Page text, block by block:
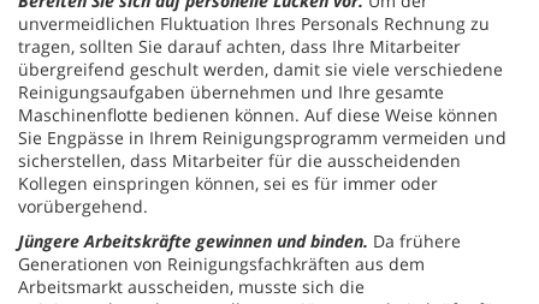
unvermeidlichen Fluktuation Ihres Personals Rechnung zu
tragen, sollten Sie darauf achten, dass Ihre Mitarbeiter
übergreifend geschult werden, damit sie viele verschiedene
Reinigungsaufgaben übernehmen und Ihre gesamte
Maschinenflotte bedienen können. Auf diese Weise können
Sie Engpässe in Ihrem Reinigungsprogramm vermeiden und
sicherstellen, dass Mitarbeiter für die ausscheidenden
Kollegen einspringen können, sei es für immer oder
vorübergehend.
Jüngere Arbeitskräfte gewinnen und binden. Da frühere
Generationen von Reinigungsfachkräften aus dem
Arbeitsmarkt ausscheiden, musste sich die